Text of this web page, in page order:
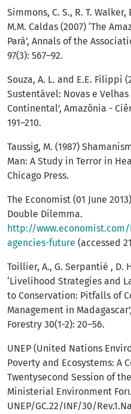
Simmons, C. S., R. T.
M.M. Caldas (2007) ‘The
Pará’, Annals of the
97(3): 567–92.
Souza, A. L. and E.E. Filippi
Sustentável: Novas e
Continental’, Amazônia -
191–210.
Taussig, M. (1987)
Man: A Study in Terror in
Chicago Press.
The Economist (01 June
Double Dilemma.
http://
agencies-future (accessed
Toillier, A., G. Serpantié , D.
‘Livelihood Strategies and
to Conservation: Pitfalls of
Management in
Forestry 30(1-2): 20–56.
UNEP (United Nations
Poverty and Ecosystems: A
Twentysecond Session of
Ministerial Environment
UNEP/GC.22/INF/30/